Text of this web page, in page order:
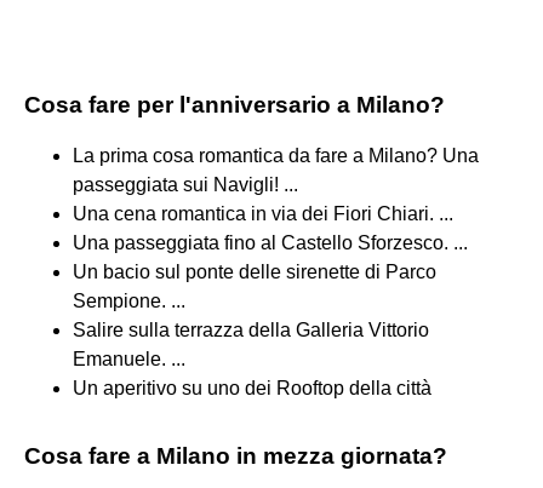
Cosa fare per l'anniversario a Milano?
La prima cosa romantica da fare a Milano? Una
passeggiata sui Navigli! ...
Una cena romantica in via dei Fiori Chiari. ...
Una passeggiata fino al Castello Sforzesco. ...
Un bacio sul ponte delle sirenette di Parco
Sempione. ...
Salire sulla terrazza della Galleria Vittorio
Emanuele. ...
Un aperitivo su uno dei Rooftop della città
Cosa fare a Milano in mezza giornata?